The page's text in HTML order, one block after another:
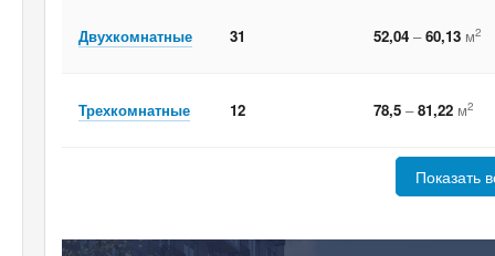
Двухкомнатные 31 52,04 –60,13 м2
Трехкомнатные 12 78,5 –81,22 м2
Показать